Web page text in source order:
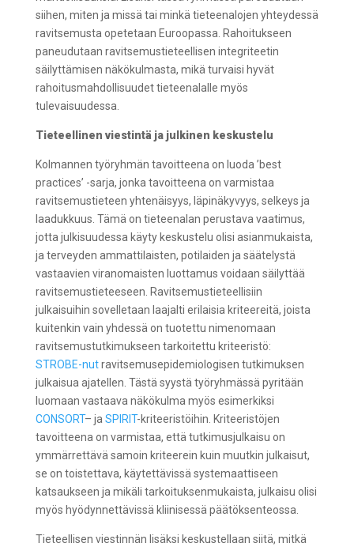
siihen, miten ja missä tai minkä tieteenalojen yhteydessä
ravitsemusta opetetaan Euroopassa. Rahoitukseen
paneudutaan ravitsemustieteellisen integriteetin
säilyttämisen näkökulmasta, mikä turvaisi hyvät
rahoitusmahdollisuudet tieteenalalle myös
tulevaisuudessa.
Tieteellinen viestintä ja julkinen keskustelu
Kolmannen työryhmän tavoitteena on luoda ’best
practices’ -sarja, jonka tavoitteena on varmistaa
ravitsemustieteen yhtenäisyys, läpinäkyvyys, selkeys ja
laadukkuus. Tämä on tieteenalan perustava vaatimus,
jotta julkisuudessa käyty keskustelu olisi asianmukaista,
ja terveyden ammattilaisten, potilaiden ja säätelystä
vastaavien viranomaisten luottamus voidaan säilyttää
ravitsemustieteeseen. Ravitsemustieteellisiin
julkaisuihin sovelletaan laajalti erilaisia kriteereitä, joista
kuitenkin vain yhdessä on tuotettu nimenomaan
ravitsemustutkimukseen tarkoitettu kriteeristö:
STROBE-nutravitsemusepidemiologisen tutkimuksen
julkaisua ajatellen. Tästä syystä työryhmässä pyritään
luomaan vastaava näkökulma myös esimerkiksi
CONSORT– ja SPIRIT-kriteeristöihin. Kriteeristöjen
tavoitteena on varmistaa, että tutkimusjulkaisu on
ymmärrettävä samoin kriteerein kuin muutkin julkaisut,
se on toistettava, käytettävissä systemaattiseen
katsaukseen ja mikäli tarkoituksenmukaista, julkaisu olisi
myös hyödynnettävissä kliinisessä päätöksenteossa.
Tieteellisen viestinnän lisäksi keskustellaan siitä, mitkä